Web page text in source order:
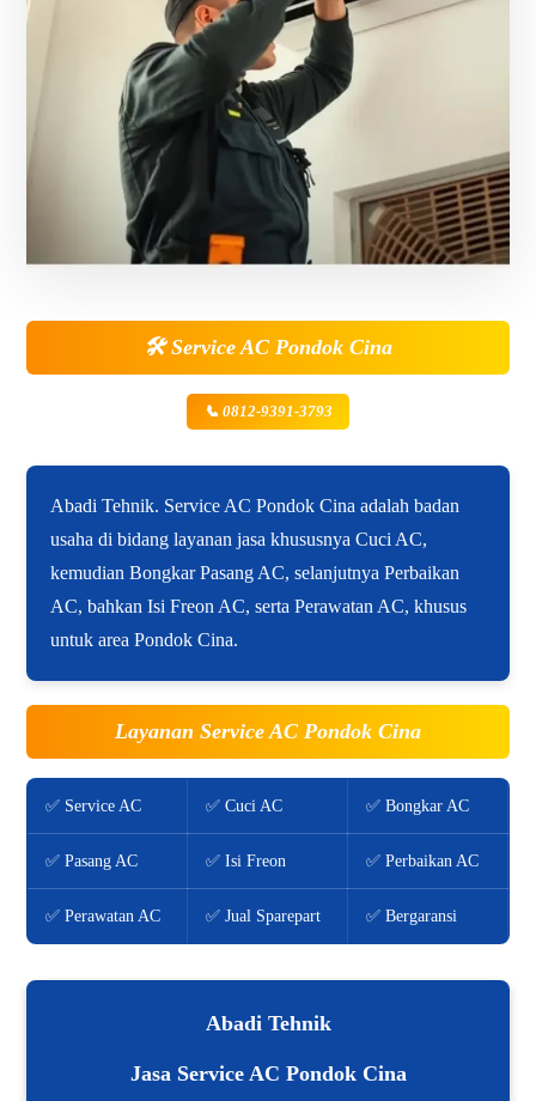
🛠️Service AC Pondok Cina
📞 0812-9391-3793
Abadi Tehnik. Service AC Pondok Cina adalah badan
usaha di bidang layanan jasa khususnya Cuci AC,
kemudian Bongkar Pasang AC, selanjutnya Perbaikan
AC, bahkan Isi Freon AC, serta Perawatan AC, khusus
untuk area Pondok Cina.
Layanan Service AC Pondok Cina
✅ Service AC ✅ Cuci AC ✅ Bongkar AC
✅ Pasang AC ✅ Isi Freon ✅ Perbaikan AC
✅ Perawatan AC ✅ Jual Sparepart ✅ Bergaransi
Abadi Tehnik
Jasa Service AC Pondok Cina